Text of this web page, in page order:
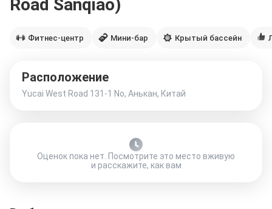
Road Sanqiao)
Фитнес-центр Мини-бар Крытый бассейн
Расположение
Yucai West Road 131-1 No, Анькан, Китай
Оценок пока нет. Посмотрите это место вживую
и расскажите, как вам